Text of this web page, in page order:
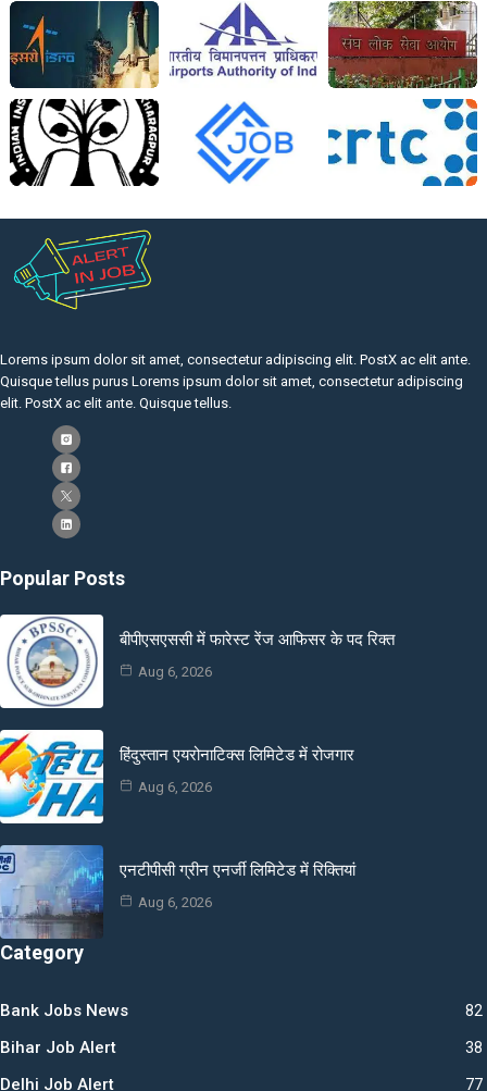
Lorems ipsum dolor sit amet, consectetur adipiscing elit. PostX ac elit ante.
Quisque tellus purus Lorems ipsum dolor sit amet, consectetur adipiscing
elit. PostX ac elit ante. Quisque tellus.
Popular Posts
बीपीएसएससी में फारेस्ट रेंज आफिसर के पद रिक्त
Aug 6, 2026
हिंदुस्तान एयरोनाटिक्स लिमिटेड में रोजगार
Aug 6, 2026
एनटीपीसी ग्रीन एनर्जी लिमिटेड में रिक्तियां
Aug 6, 2026
Category
Bank Jobs News 82
Bihar Job Alert 38
Delhi Job Alert 77